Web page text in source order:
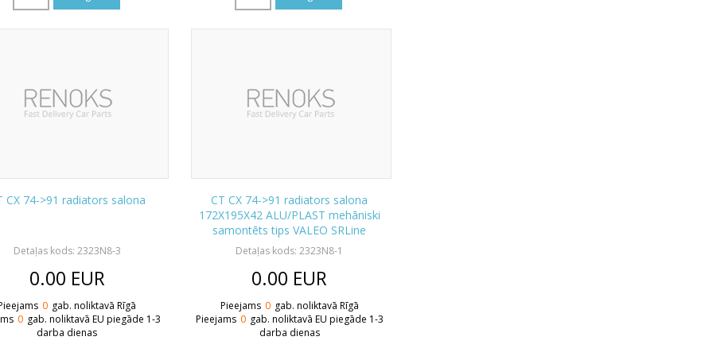
CX 74->91 radiators salona
Detaļas kods: 2323N8-3
0.00 EUR
0 gab. noliktavā Rīgā
0 gab. noliktavā EU piegāde 1-3
darba dienas
CT CX 74->91 radiators salona
172X195X42 ALU/PLAST mehāniski
samontēts tips VALEO SRLine
Detaļas kods: 2323N8-1
0.00 EUR
Pieejams 0 gab. noliktavā Rīgā
Pieejams 0 gab. noliktavā EU piegāde 1-3
darba dienas